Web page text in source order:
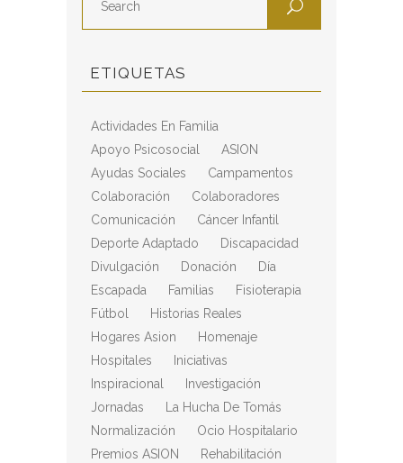
ETIQUETAS
Actividades En Familia
Apoyo Psicosocial
ASION
Ayudas Sociales
Campamentos
Colaboración
Colaboradores
Comunicación
Cáncer Infantil
Deporte Adaptado
Discapacidad
Divulgación
Donación
Día
Escapada
Familias
Fisioterapia
Fútbol
Historias Reales
Hogares Asion
Homenaje
Hospitales
Iniciativas
Inspiracional
Investigación
Jornadas
La Hucha De Tomás
Normalización
Ocio Hospitalario
Premios ASION
Rehabilitación